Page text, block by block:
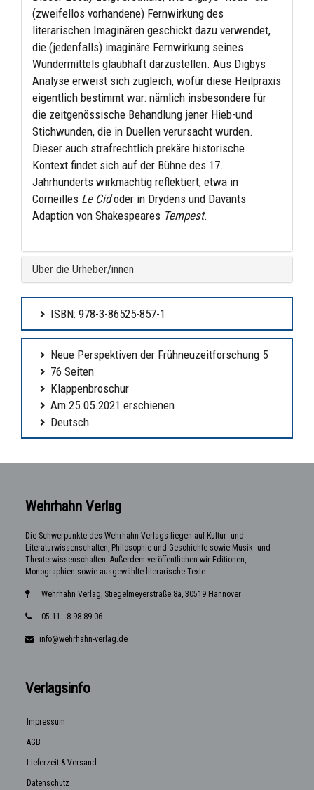
(zweifellos vorhandene) Fernwirkung des
literarischen Imaginären geschickt dazu verwendet,
die (jedenfalls) imaginäre Fernwirkung seines
Wundermittels glaubhaft darzustellen. Aus Digbys
Analyse erweist sich zugleich, wofür diese Heilpraxis
eigentlich bestimmt war: nämlich insbesondere für
die zeitgenössische Behandlung jener Hieb-und
Stichwunden, die in Duellen verursacht wurden.
Dieser auch strafrechtlich prekäre historische
Kontext findet sich auf der Bühne des 17.
Jahrhunderts wirkmächtig reflektiert, etwa in
Corneilles Le Cidoder in Drydens und Davants
Adaption von Shakespeares Tempest.
Über die Urheber/innen
ISBN: 978-3-86525-857-1
Neue Perspektiven der Frühneuzeitforschung 5
76 Seiten
Klappenbroschur
Am 25.05.2021 erschienen
Deutsch
Wehrhahn Verlag
Die Schwerpunkte des Wehrhahn Verlags liegen auf Kultur- und
Literaturwissenschaften, Philosophie und Geschichte sowie Musik- und
Theaterwissenschaften. Außerdem veröffentlichen wir Editionen,
Monographien sowie ausgewählte literarische Texte.
Wehrhahn Verlag, Stiegelmeyerstraße 8a, 30519 Hannover
05 11 - 8 98 89 06
info@wehrhahn-verlag.de
Verlagsinfo
Impressum
AGB
Lieferzeit & Versand
Datenschutz